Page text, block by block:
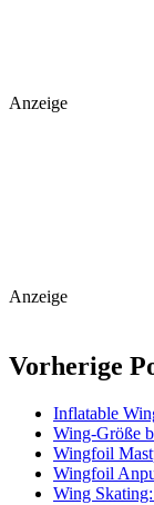
Anzeige
Anzeige
Vorherige
Inflatable
Wing-Größe
Wingfoil
Wingfoil
Wing